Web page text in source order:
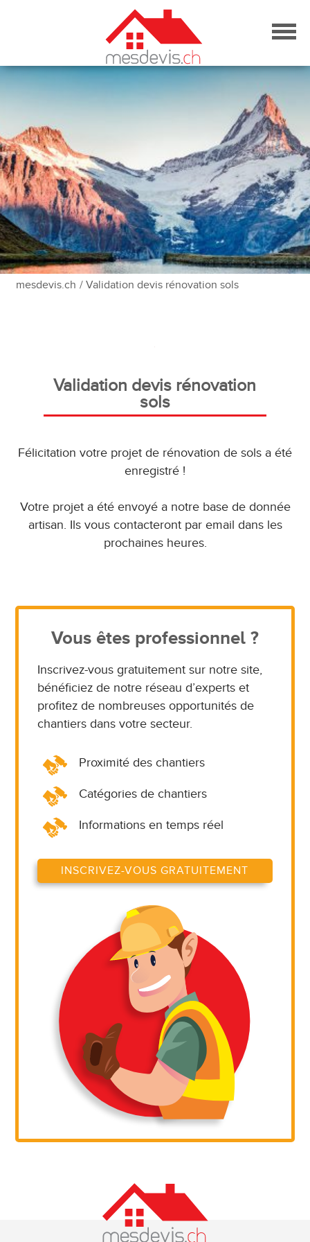
Validation devis rénovation
sols
Félicitation votre projet de rénovation de sols a été
enregistré !
Votre projet a été envoyé a notre base de donnée
artisan. Ils vous contacteront par email dans les
prochaines heures.
mesdevis.ch / Validation devis rénovation sols
Vous êtes professionnel ?
Inscrivez-vous gratuitement sur notre site,
bénéficiez de notre réseau d’experts et
profitez de nombreuses opportunités de
chantiers dans votre secteur.
Proximité des chantiers
Catégories de chantiers
Informations en temps réel
INSCRIVEZ-VOUS GRATUITEMENT